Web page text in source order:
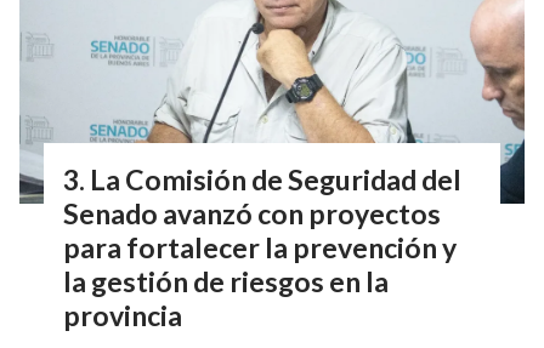
La Comisión de Seguridad del
Senado avanzó con proyectos
para fortalecer la prevención y
la gestión de riesgos en la
provincia